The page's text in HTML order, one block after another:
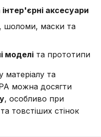
аксесуари
, шоломи, маски та
моделі та прототипи
матеріалу та
можна досягти
, особливо при
товстіших стінок